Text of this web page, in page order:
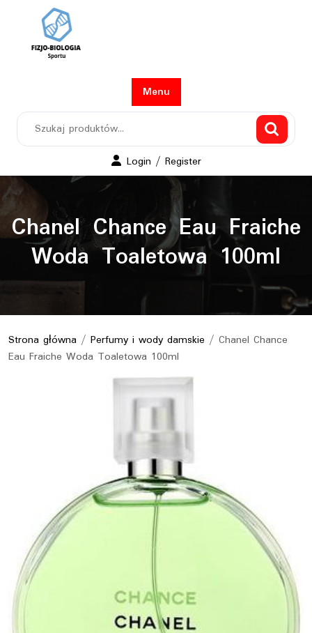
content
Menu
Login / RegisterLogin
/
Chanel Chance Eau Fraiche
Woda Toaletowa 100ml
Strona główna / Perfumy i wody damskie / Chanel Chance
Eau Fraiche Woda Toaletowa 100ml